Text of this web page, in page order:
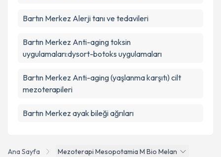
Ana Sayfa
Mezoterapi Mesopotamia M Bio Melan
Bartın Merkez Alerji tanı ve tedavileri
Bartın Merkez Anti-aging toksin
uygulamaları:dysort-botoks uygulamaları
Bartın Merkez Anti-aging (yaşlanma karşıtı) cilt
mezoterapileri
Bartın Merkez ayak bileği ağrıları